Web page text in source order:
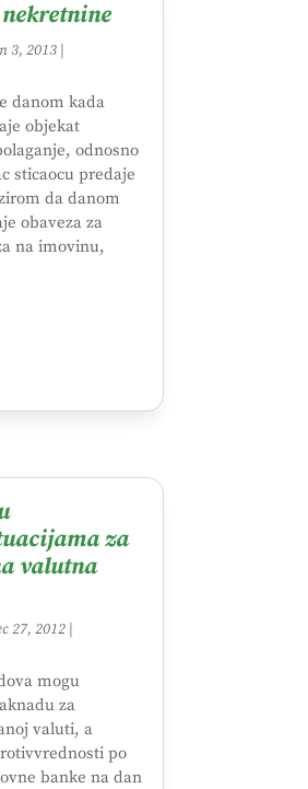
3, 2013|
danom kada
objekat
odnosno
sticaocu predaje
da danom
obaveza za
na imovinu,
za
valutna
27, 2012|
mogu
za
valuti, a
po
banke na dan